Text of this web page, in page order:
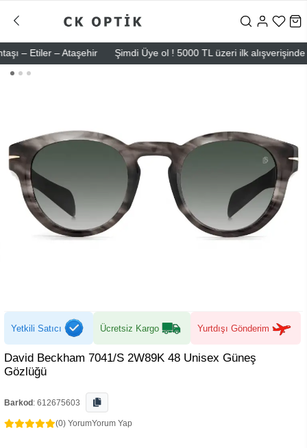
– Etiler – Ataşehir Şimdi Üye ol ! 5000 TL üzeri ilk alışverişinde
Yetkili Satıcı Ücretsiz Kargo Yurtdışı Gönderim
David Beckham 7041/S 2W89K 48 Unisex Güneş
Gözlüğü
Barkod : 612675603
(0) YorumYorum Yap